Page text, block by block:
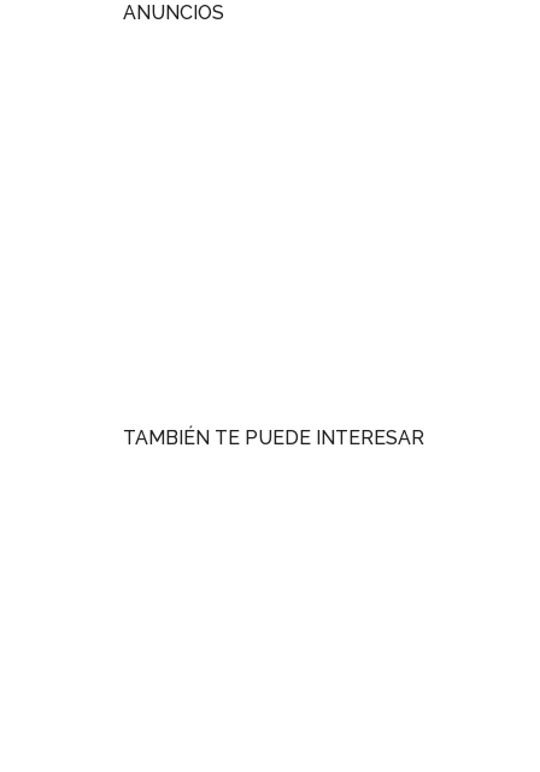
ANUNCIOS
TAMBIÉN TE PUEDE INTERESAR